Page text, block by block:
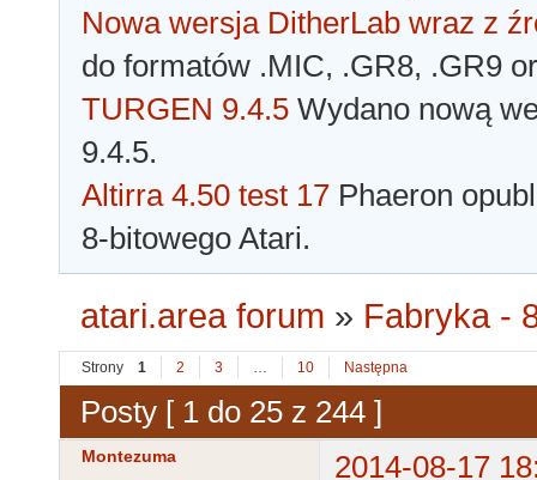
Nowa wersja DitherLab wraz z
do formatów .MIC, .GR8, .GR9
TURGEN 9.4.5 Wydano nową
9.4.5.
Altirra 4.50 test 17 Phaeron
8-bitowego Atari.
atari.area forum » Fabryka -
Strony 1 2 3 … 10 Następna
Posty [ 1 do 25 z 244 ]
Montezuma
2014-08-17